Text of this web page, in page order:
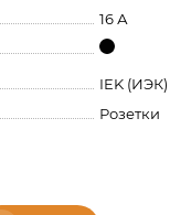
16 А
IEK (ИЭК)
Розетки